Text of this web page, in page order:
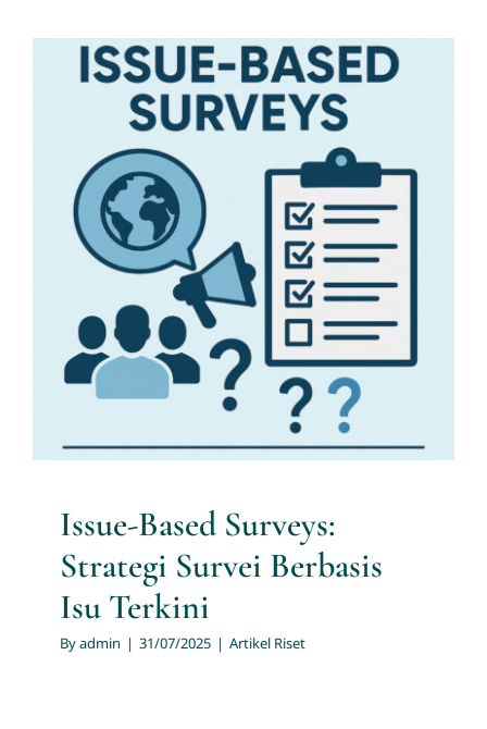
Issue-Based Surveys: Strategi
Survei Berbasis Isu Terkini
Artikel Riset
Issue-Based Surveys:
Strategi Survei Berbasis
Isu Terkini
Byadmin | 31/07/2025 | Artikel Riset